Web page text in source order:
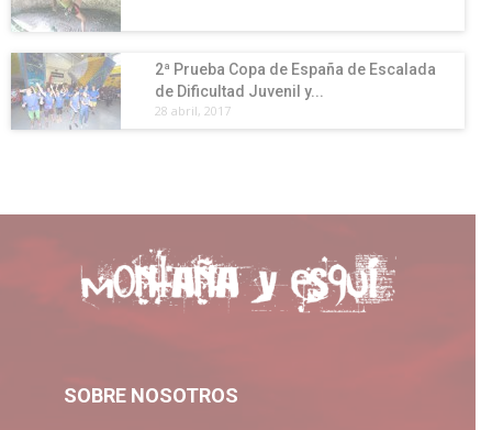
2ª Prueba Copa de España de Escalada
de Dificultad Juvenil y...
28 abril, 2017
SOBRE NOSOTROS